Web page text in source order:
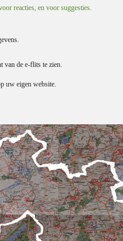
reacties, en voor suggesties.
van de e-flits te zien.
uw eigen website.